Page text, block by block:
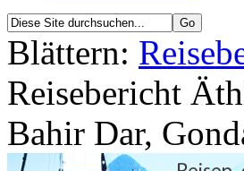
Blättern:
Reisebericht
Bahir Dar,